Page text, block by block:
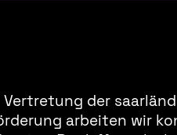
der
arbeiten wir